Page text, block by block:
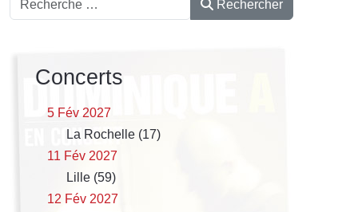
Rechercher
Concerts
5 Fév 2027
La Rochelle (17)
11 Fév 2027
Lille (59)
12 Fév 2027